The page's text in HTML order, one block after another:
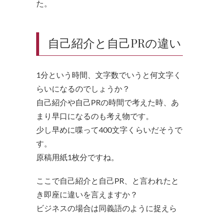
た。
自己紹介と自己PRの違い
1分という時間、文字数でいうと何文字く
らいになるのでしょうか？
自己紹介や自己PRの時間で考えた時、あ
まり早口になるのも考え物です。
少し早めに喋って400文字くらいだそうで
す。
原稿用紙1枚分ですね。
ここで自己紹介と自己PR、と言われたと
き即座に違いを言えますか？
ビジネスの場合は同義語のように捉えら